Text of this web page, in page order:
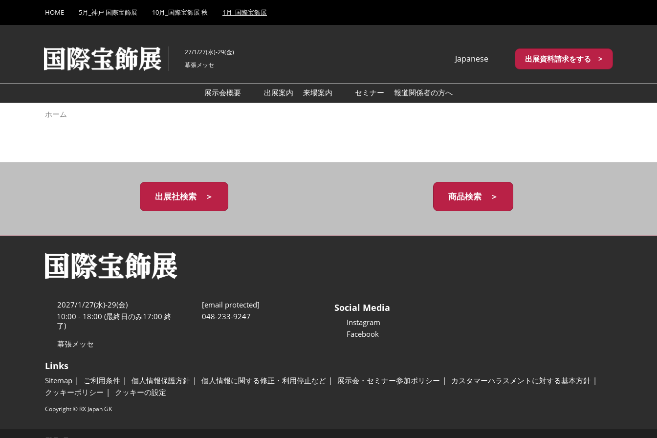
キ
し
て
to
HOME 5月_神戸 国際宝飾展 10月_国際宝飾展 秋 1月_国際宝飾展
27/1/27(水)-29(金)
幕張メッセ
Japanese
English
繁體中文
出展資料請求をする >
展示会概要
出展案内
来場案内
セミナー 報道関係者の方へ
ホーム
出展社検索 ＞ 商品検索 ＞
2027/1/27(水)-29(金)
10:00 - 18:00 (最終日のみ17:00 終
了)
幕張メッセ
[email protected]
048-233-9247
Social Media
Instagram
Facebook
Links
Sitemap ご利用条件 個人情報保護方針 個人情報に関する修正・利用停止など 展示会・セミナー参加ポリシー
カスタマーハラスメントに対する基本方針
クッキーポリシー
クッキーの設定
Copyright © RX Japan GK